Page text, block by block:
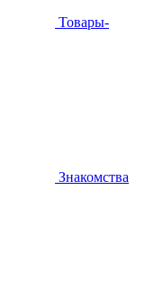
Товары-
Знакомства